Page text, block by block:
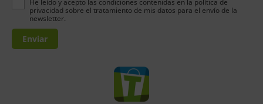
privacidad sobre el tratamiento de mis datos para el envío de la
newsletter.
Enviar